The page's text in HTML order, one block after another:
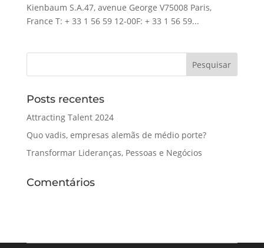
Kienbaum S.A.47, avenue George V75008 Paris,
France T: + 33 1 56 59 12-00F: + 33 1 56 59...
Posts recentes
Attracting Talent 2024
Quo vadis, empresas alemãs de médio porte?
Transformar Lideranças, Pessoas e Negócios
Comentários